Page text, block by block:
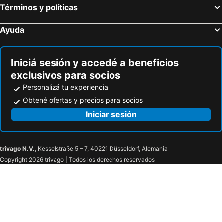
The Sandymount Hotel
Staycity Aparthotels Dublin Augustine
Radisson Blu Royal Hotel, Dublin
Roxford Lodge Hotel
Hilton Dublin Airport
Grafton Street Studios
Beresford Hotel
Parkway Guesthouse
Trinity Townhouse Hotel
Términos y políticas
Ayuda
Iniciá sesión y accedé a beneficios
exclusivos para socios
Personalizá tu experiencia
Obtené ofertas y precios para socios
Iniciar sesión
trivago N.V., Kesselstraße 5 – 7, 40221 Düsseldorf, Alemania
Copyright 2026 trivago | Todos los derechos reservados